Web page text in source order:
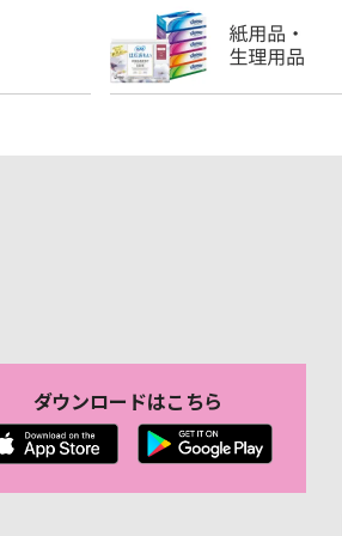
ダウンロードはこちら